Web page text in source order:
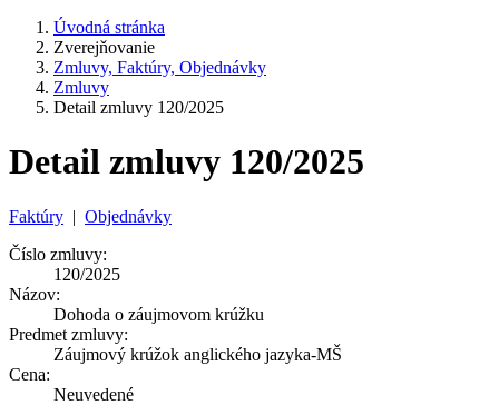
Úvodná stránka
Zverejňovanie
Zmluvy, Faktúry, Objednávky
Zmluvy
Detail zmluvy 120/2025
Detail zmluvy 120/2025
Faktúry | Objednávky
Číslo zmluvy:
120/2025
Názov:
Dohoda o záujmovom krúžku
Predmet zmluvy:
Záujmový krúžok anglického jazyka-MŠ
Cena:
Neuvedené